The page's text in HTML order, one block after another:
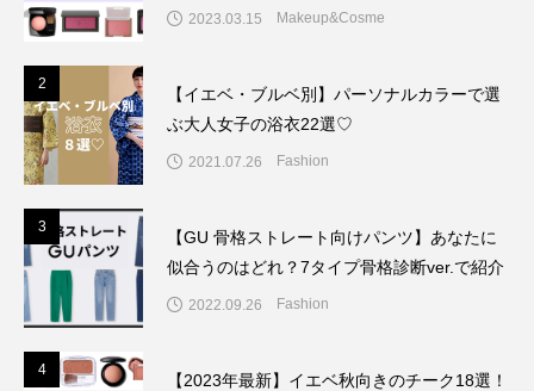
2023.03.15 Makeup&Cosme
2
【イエベ・ブルベ別】パーソナルカラーで選
ぶ大人女子の浴衣22選♡
2021.07.26 Fashion
3
【GU 骨格ストレート向けパンツ】あなたに
似合うのはどれ？7タイプ骨格診断ver.で紹介
2022.09.26 Fashion
4
【2023年最新】イエベ秋向きのチーク18選！